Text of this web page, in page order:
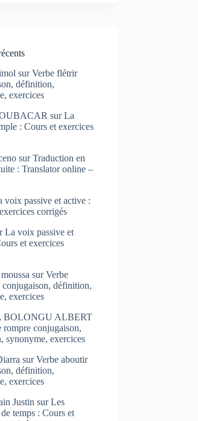
surVerbe flétrir
définition,
exercices
surLa
: Cours et exercices
surTraduction en
: Translator online –
voix passive et active :
corrigés
La voix passive et
et exercices
surVerbe
conjugaison, définition,
exercices
BOLONGU ALBERT
rompre conjugaison,
synonyme, exercices
surVerbe aboutir
définition,
exercices
Justin surLes
temps : Cours et